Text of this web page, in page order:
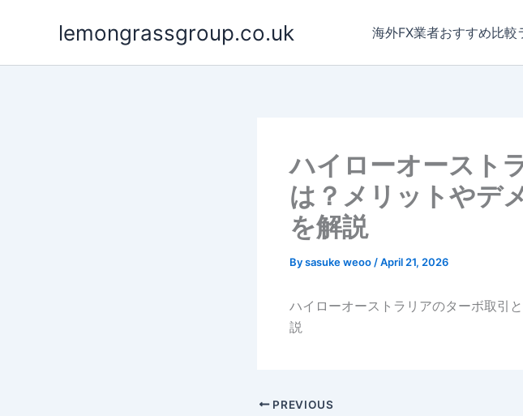
lemongrassgroup.co.uk 海外FX業者おすすめ比
ハイローオースト
は？メリットやデ
を解説
Bysasuke weoo /April 21, 2026
ハイローオーストラリアのターボ取引
説
PREVIOUS